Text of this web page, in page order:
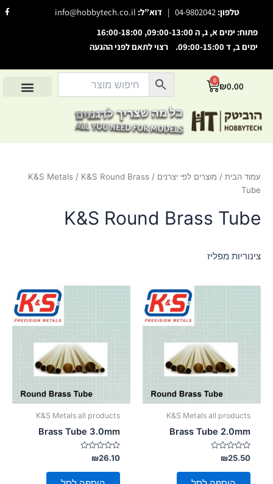
visibility_off השבת את ההבזקים
סמן כותרות
צבע רקע
zoom_out זום (הקטנה)
זום (הגדלה)
add_circle_outline הגדלת גופן
brightness_high ניגודיות בהירה
format_underlined הוסף קו תחתון לקישורים
האפשרויות
טלפון: 04-9802042
| דוא”ל: info@hobbytech.co.il
F
a
פתוח: ימים א, ג, ה 09:00-13:00, 16:00-18:00
ימים ב, ד 09:00-15:00. רצוי לתאם לפני ההגעה
₪0.00
0
עגלת
עמוד הבית / מוצרים לפי יצרנים /
K&S Metals / K&S Round Brass
Tube
K&S Round Brass Tube
צינוריות מפליז
K&S Metals all products
Brass Tube 2.0mm
דורג
0
מתוך
₪25.50
K&S Metals all products
Brass Tube 3.0mm
דורג
0
מתוך
₪26.10